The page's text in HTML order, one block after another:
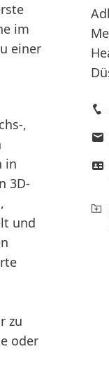
im
einer
,
in
3D-
und
zu
oder